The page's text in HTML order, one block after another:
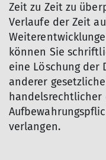
Zeit zu Zeit zu
Verlaufe der Zeit
können Sie
eine Löschung der
anderer
verlangen.